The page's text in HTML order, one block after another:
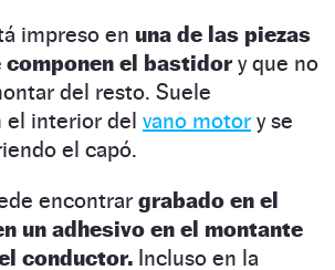
impreso en una de las piezas
componen el bastidory que no
del resto. Suele
el interior del vano motor y se
el capó.
encontrar grabado en el
un adhesivo en el montante
conductor. Incluso en la